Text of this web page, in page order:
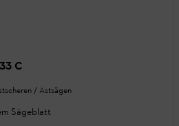
33 C
/ Astsägen
Sägeblatt